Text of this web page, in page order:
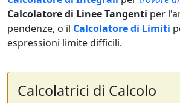
Calcolatore di Linee Tangenti per
pendenze, o il Calcolatore di Limiti
espressioni limite difficili.
Calcolatrici di Calcolo